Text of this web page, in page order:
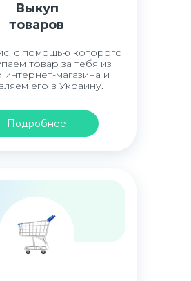
Выкуп
товаров
с помощью которого
товар за тебя из
магазина и
его в Украину.
Подробнее